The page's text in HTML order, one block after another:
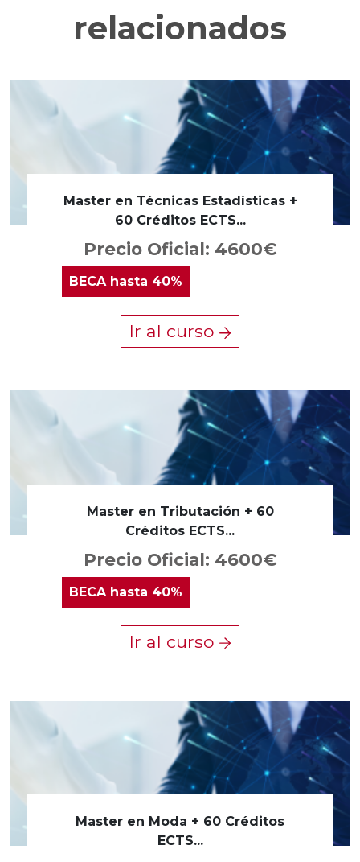
relacionados
Master en Técnicas Estadísticas +
60 Créditos ECTS...
Precio Oficial: 4600€
BECAhasta 40%
Ir al curso
Master en Tributación + 60
Créditos ECTS...
Precio Oficial: 4600€
BECA hasta 40%
Ir al curso
Master en Moda + 60 Créditos
ECTS...